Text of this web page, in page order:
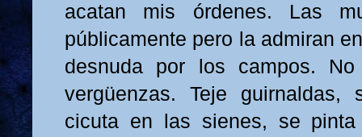
acatan mis órdenes. Las
públicamente pero la admiran
desnuda por los campos.
vergüenzas. Teje
cicuta en las sienes, se